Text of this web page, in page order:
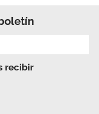
recibir